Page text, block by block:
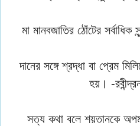
মা মানবজাতির ঠোঁটের সর্বাধিক
দানের সঙ্গে শ্রদ্ধা বা প্রেম
হয়। -
সত্য কথা বলে শয়তানকে